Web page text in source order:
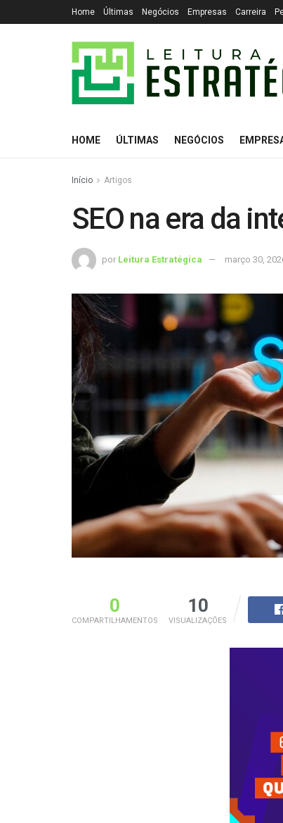
Home Últimas Negócios Empresas Carreira
HOME ÚLTIMAS NEGÓCIOS
Início Artigos
SEO na era da
por Leitura Estratégica março 30,
0
COMPARTILHAMENTOS
10
VISUALIZAÇÕES